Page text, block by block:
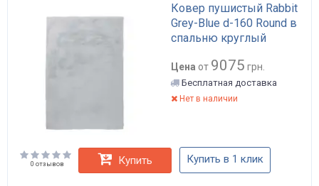
Ковер пушистый Rabbit
Grey-Blue d-160 Round в
спальню круглый
Цена от 9075 грн.
Бесплатная доставка
Нет в наличии
0 отзывов Купить Купить в 1 клик